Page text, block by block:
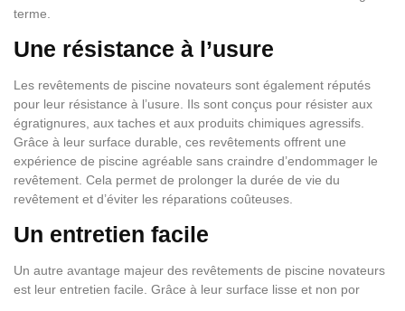
terme.
Une résistance à l’usure
Les revêtements de piscine novateurs sont également réputés
pour leur résistance à l’usure. Ils sont conçus pour résister aux
égratignures, aux taches et aux produits chimiques agressifs.
Grâce à leur surface durable, ces revêtements offrent une
expérience de piscine agréable sans craindre d’endommager le
revêtement. Cela permet de prolonger la durée de vie du
revêtement et d’éviter les réparations coûteuses.
Un entretien facile
Un autre avantage majeur des revêtements de piscine novateurs
est leur entretien facile. Grâce à leur surface lisse et non por